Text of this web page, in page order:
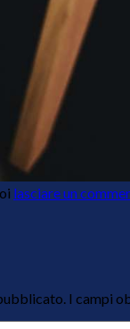
lasciare un
I campi